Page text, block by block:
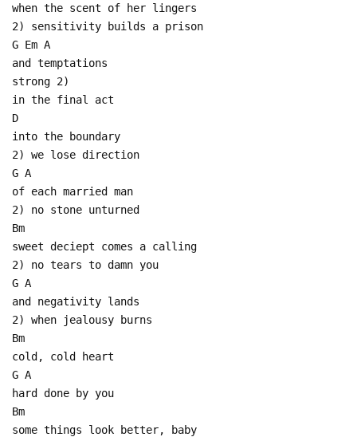
when the scent of her lingers
2) sensitivity builds a prison
G Em A
and temptations
strong 2)
in the final act
D
into the boundary
2) we lose direction
G A
of each married man
2) no stone unturned
Bm
sweet deciept comes a calling
2) no tears to damn you
G A
and negativity lands
2) when jealousy burns
Bm
cold, cold heart
G A
hard done by you
Bm
some things look better, baby